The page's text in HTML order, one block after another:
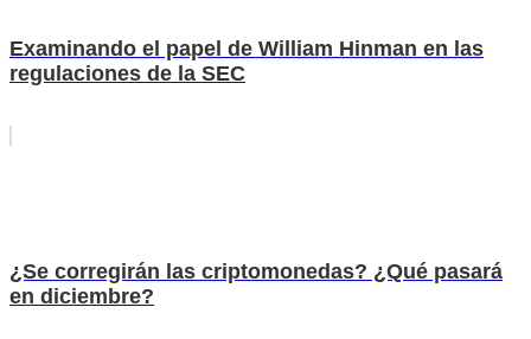
Examinando el papel de William Hinman en las
regulaciones de la SEC
¿Se corregirán las criptomonedas? ¿Qué pasará
en diciembre?